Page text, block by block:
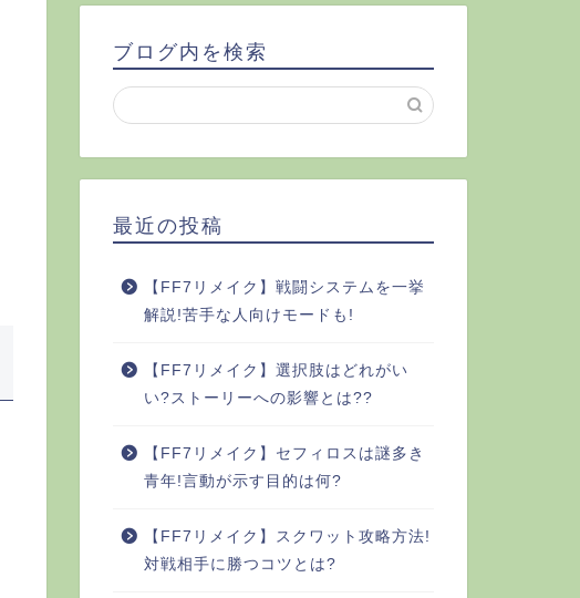
ブログ内を検索
最近の投稿
【FF7リメイク】戦闘システムを一挙
解説!苦手な人向けモードも!
【FF7リメイク】選択肢はどれがい
い?ストーリーへの影響とは??
【FF7リメイク】セフィロスは謎多き
青年!言動が示す目的は何?
【FF7リメイク】スクワット攻略方法!
対戦相手に勝つコツとは?